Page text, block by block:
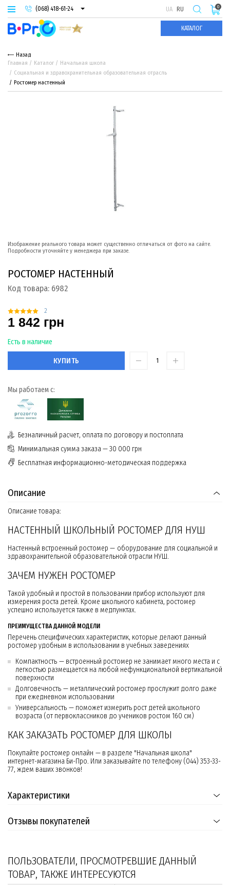
(068) 418-61-24
(093) 974-66-94
(095) 987-29-55
UA RU
КАТАЛОГ
0
Назад
Главная
Каталог
Начальная школа
Социальная и здравохранительная образовательная отрасль
Ростомер настенный
Изображение реального товара может существенно отличаться от фото на сайте.
Подробности уточняйте у менеджера при заказе.
РОСТОМЕР НАСТЕННЫЙ
Код товара: 6982
2
1 842 грн
Есть в наличие
КУПИТЬ
Мы работаем с:
Безналичный расчет, оплата по договору и постоплата
Минимальная сумма заказа — 30 000 грн
Бесплатная информационно-методическая поддержка
Описание
Описание товара:
НАСТЕННЫЙ ШКОЛЬНЫЙ РОСТОМЕР ДЛЯ НУШ
Настенный встроенный ростомер — оборудование для социальной и
здравохранительной образовательной отрасли НУШ.
ЗАЧЕМ НУЖЕН РОСТОМЕР
Такой удобный и простой в пользовании прибор используют для
измерения роста детей. Кроме школьного кабинета, ростомер
успешно используется также в медпунктах.
ПРЕИМУЩЕСТВА ДАННОЙ МОДЕЛИ
Перечень специфических характеристик, которые делают данный
ростомер удобным в использовании в учебных заведениях
Компактность — встроенный ростомер не занимает много места и с
легкостью размещается на любой нефункциональной вертикальной
поверхности
Долговечность — металлический ростомер прослужит долго даже
при ежедневном использовании
Универсальность — поможет измерить рост детей школьного
возраста (от первоклассников до учеников ростом 160 см)
КАК ЗАКАЗАТЬ РОСТОМЕР ДЛЯ ШКОЛЫ
Покупайте ростомер онлайн — в разделе "Начальная школа"
интернет-магазина Би-Про. Или заказывайте по телефону (044) 353-33-
77, ждем ваших звонков!
Характеристики
Отзывы покупателей
ПОЛЬЗОВАТЕЛИ, ПРОСМОТРЕВШИЕ ДАННЫЙ
ТОВАР, ТАКЖЕ ИНТЕРЕСУЮТСЯ